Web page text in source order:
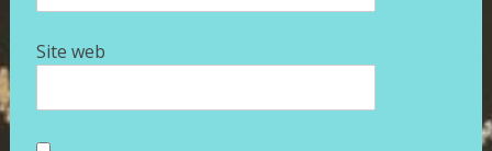
Site web